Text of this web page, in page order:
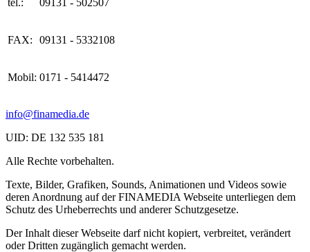
FAX: 09131 - 5332108
Mobil: 0171 - 5414472
info@finamedia.de
UID: DE 132 535 181
Alle Rechte vorbehalten.
Texte, Bilder, Grafiken, Sounds, Animationen und Videos sowie
deren Anordnung auf der FINAMEDIA Webseite unterliegen dem
Schutz des Urheberrechts und anderer Schutzgesetze.
Der Inhalt dieser Webseite darf nicht kopiert, verbreitet, verändert
oder Dritten zugänglich gemacht werden.